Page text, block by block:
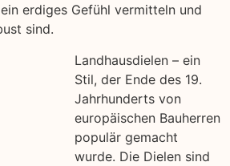
erdiges Gefühl vermitteln und
sind.
Landhausdielen – ein
Stil, der Ende des 19.
Jahrhunderts von
europäischen Bauherren
populär gemacht
wurde. Die Dielen sind